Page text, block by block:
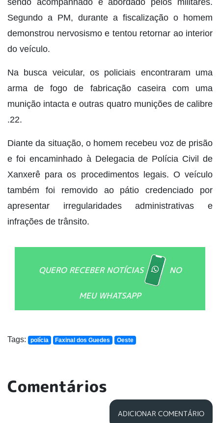
sendo acompanhado e abordado pelos militares.
Segundo a PM, durante a fiscalização o homem
demonstrou nervosismo e tentou retornar ao interior
do veículo.
Na busca veicular, os policiais encontraram uma
arma de fogo de fabricação caseira com uma
munição intacta e outras quatro munições de calibre
.22.
Diante da situação, o homem recebeu voz de prisão
e foi encaminhado à Delegacia de Polícia Civil de
Xanxerê para os procedimentos legais. O veículo
também foi removido ao pátio credenciado por
apresentar irregularidades administrativas e
infrações de trânsito.
QUERO RECEBER NOTÍCIAS NO
MEU WHATSAPP
Tags: polícia Faxinal dos Guedes Oeste
Comentários
ADICIONAR COMENTÁRIO